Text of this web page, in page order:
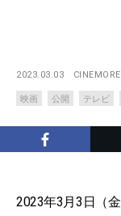
2023.03.03
映画 公開 テレビ
2023年3月3日（